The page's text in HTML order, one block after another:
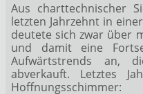
Aus charttechnischer
letzten Jahrzehnt in
deutete sich zwar über
und damit eine
Aufwärtstrends an,
abverkauft. Letztes